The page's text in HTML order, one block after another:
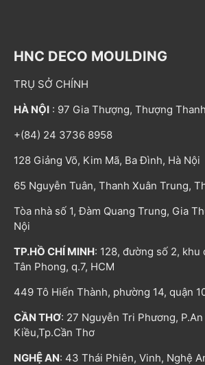
HNC DECO MOULDING
TRỤ SỞ CHÍNH
HÀ NỘI : 97 Gia Thượng, Thượng
+(84) 24 3736 8958
128 Giảng Võ, Kim Mã, Ba Đình, Hà Nội
65 Nguyễn Tuân, Thanh Xuân Trung,
Tòa nhà số 1, Đàm Quang Trung, Gia
Nội
TP.HỒ CHÍ MINH: 128, đường số 2, khu
Tân Phong, q.7, HCM
449 Tô Hiến Thành, phường 14, quận
CẦN THƠ: 27 Nguyễn Tri Phương,
Kiều,Tp.Cần Thơ
NGHỆ AN: 43 Thái Phiên, Vinh, Nghệ